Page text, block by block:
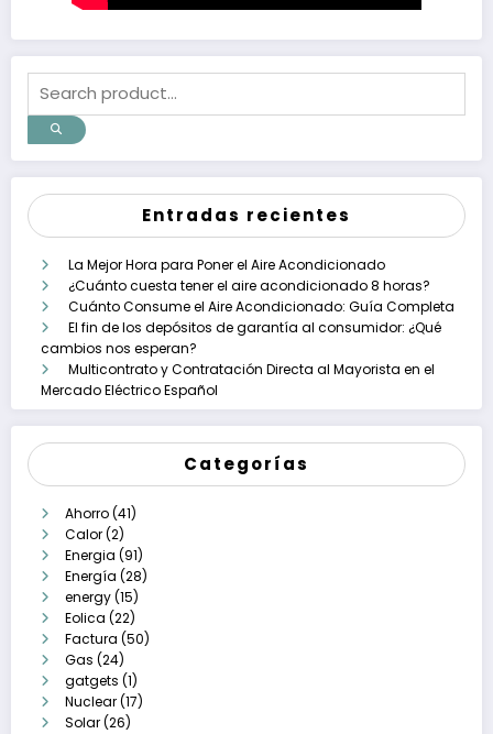
Entradas recientes
La Mejor Hora para Poner el Aire Acondicionado
¿Cuánto cuesta tener el aire acondicionado 8 horas?
Cuánto Consume el Aire Acondicionado: Guía Completa
El fin de los depósitos de garantía al consumidor: ¿Qué
cambios nos esperan?
Multicontrato y Contratación Directa al Mayorista en el
Mercado Eléctrico Español
Categorías
Ahorro(41)
Calor(2)
Energia (91)
Energía (28)
energy(15)
Eolica (22)
Factura (50)
Gas (24)
gatgets (1)
Nuclear(17)
Solar(26)